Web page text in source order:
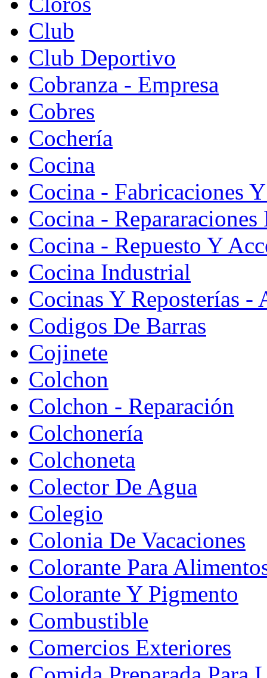
Club
Club Deportivo
Cobranza - Empresa
Cobres
Cochería
Cocina
Cocina - Fabricaciones
Cocina - Repararaciones
Cocina - Repuesto Y
Cocina Industrial
Cocinas Y Reposterías -
Codigos De Barras
Cojinete
Colchon
Colchon - Reparación
Colchonería
Colchoneta
Colector De Agua
Colegio
Colonia De Vacaciones
Colorante Para
Colorante Y Pigmento
Combustible
Comercios Exteriores